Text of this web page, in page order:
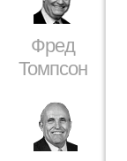
Фред
Томпсон